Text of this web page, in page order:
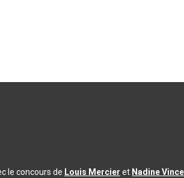
le concours de Louis Mercier et Nadine